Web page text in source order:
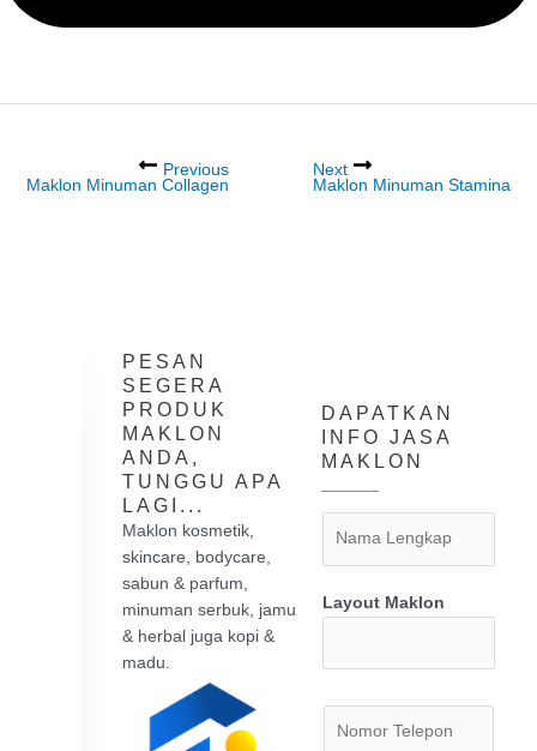
Previous
Maklon Minuman Collagen
Next
Maklon Minuman Stamina
PESAN
SEGERA
PRODUK
MAKLON
ANDA,
TUNGGU APA
LAGI...
Maklon kosmetik,
skincare, bodycare,
sabun & parfum,
minuman serbuk, jamu
& herbal juga kopi &
madu.
DAPATKAN
INFO JASA
MAKLON
Layout Maklon